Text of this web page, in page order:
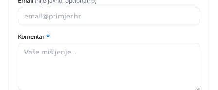
Komentar*